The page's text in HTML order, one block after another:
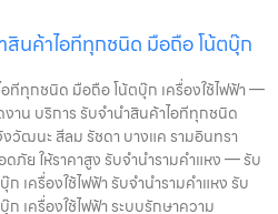
สินค้าไอทีทุกชนิด มือถือ โน้ตบุ๊ก
ทีทุกชนิด มือถือ โน้ตบุ๊ก เครื่องใช้ไฟฟ้า —
าน บริการ รับจำนำสินค้าไอทีทุกชนิด
งวัฒนะ สีลม รัชดา บางแค รามอินทรา
ภัย ให้ราคาสูง รับจำนำรามคำแหง — รับ
เครื่องใช้ไฟฟ้า รับจำนำรามคำแหง รับ
เครื่องใช้ไฟฟ้า ระบบรักษาความ